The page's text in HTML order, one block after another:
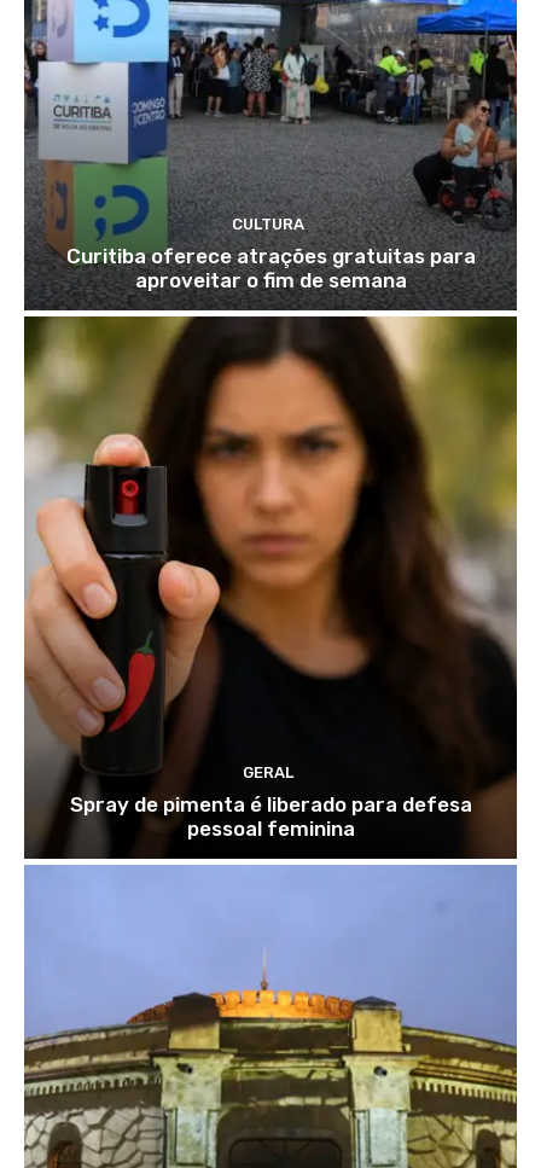
CULTURA
Curitiba oferece atrações gratuitas para
aproveitar o fim de semana
GERAL
Spray de pimenta é liberado para defesa
pessoal feminina